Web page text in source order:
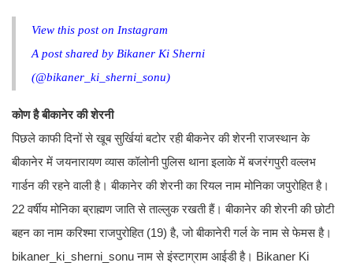
View this post on Instagram
A post shared by Bikaner Ki Sherni
(@bikaner_ki_sherni_sonu)
कोण है बीकानेर की शेरनी
पिछले काफी दिनों से खूब सुर्खियां बटोर रही बीकनेर की शेरनी राजस्‍थान के
बीकानेर में जयनारायण व्‍यास कॉलोनी पुलिस थाना इलाके में बजरंगपुरी वल्लभ
गार्डन की रहने वाली है। बीकानेर की शेरनी का रियल नाम मोनिका जपुरोहित है।
22 वर्षीय मोनिका ब्राह्मण जाति से ताल्‍लुक रखती हैं। बीकानेर की शेरनी की छोटी
बहन का नाम करिश्‍मा राजपुरोहित (19) है, जो बीकानेरी गर्ल के नाम से फेमस है।
bikaner_ki_sherni_sonu नाम से इंस्‍टाग्राम आईडी है। Bikaner Ki